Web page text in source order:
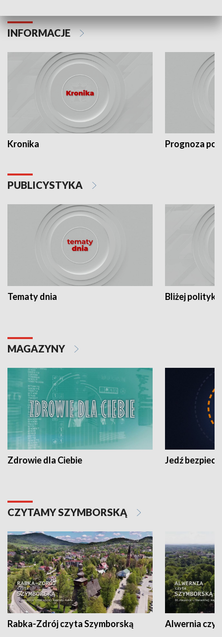
INFORMACJE
Kronika Prognoza
PUBLICYSTYKA
Tematy dnia Bliżej polityki
MAGAZYNY
Zdrowie dla Ciebie Jedź
CZYTAMY SZYMBORSKĄ
Rabka-Zdrój czyta Szymborską Alwernia